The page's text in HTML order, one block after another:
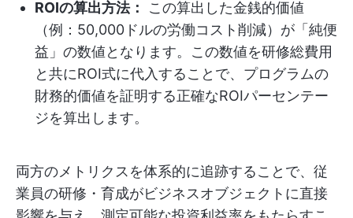
ROIの算出方法：
この算出した金銭的価値
（例：50,000ドルの労働コスト削減）が「純便
益」の数値となります。この数値を研修総費用
と共にROI式に代入することで、プログラムの
財務的価値を証明する正確なROIパーセンテー
ジを算出します。
両方のメトリクスを体系的に追跡することで、従
業員の研修・育成がビジネスオブジェクトに直接